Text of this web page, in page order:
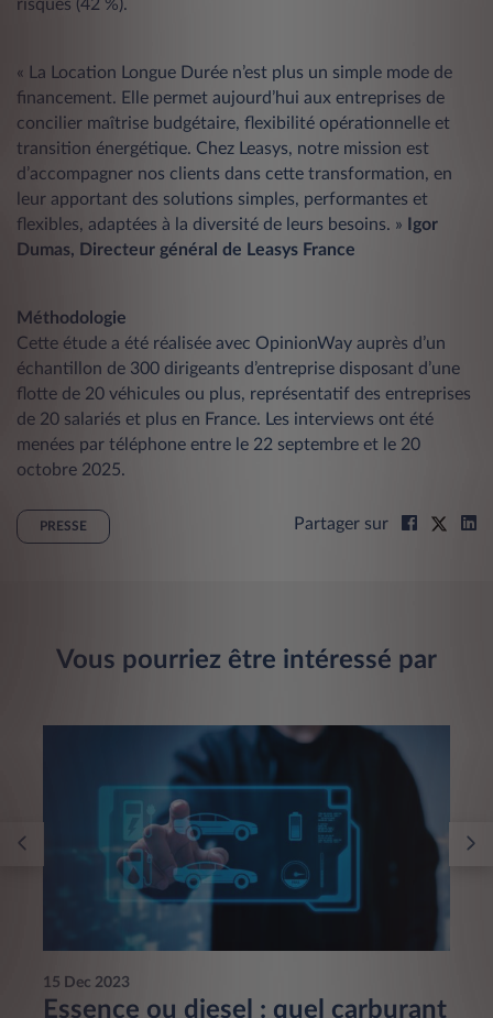
risques (42 %).
« La Location Longue Durée n’est plus un simple mode de
financement. Elle permet aujourd’hui aux entreprises de
concilier maîtrise budgétaire, flexibilité opérationnelle et
transition énergétique. Chez Leasys, notre mission est
d’accompagner nos clients dans cette transformation, en
leur apportant des solutions simples, performantes et
flexibles, adaptées à la diversité de leurs besoins. » Igor
Dumas, Directeur général de Leasys France
Méthodologie
Cette étude a été réalisée avec OpinionWay auprès d’un
échantillon de 300 dirigeants d’entreprise disposant d’une
flotte de 20 véhicules ou plus, représentatif des entreprises
de 20 salariés et plus en France. Les interviews ont été
menées par téléphone entre le 22 septembre et le 20
octobre 2025.
PRESSE Partager sur
Vous pourriez être intéressé par
15 Dec 2023
Essence ou diesel : quel carburant